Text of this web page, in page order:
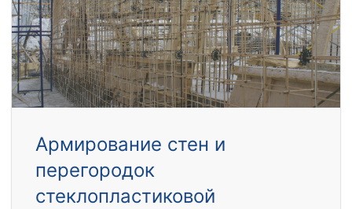
Армирование стен и
перегородок
стеклопластиковой